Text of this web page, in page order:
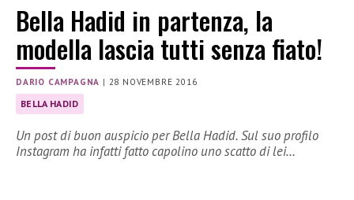
Bella Hadid in partenza, la
modella lascia tutti senza fiato!
DARIO CAMPAGNA | 28 NOVEMBRE 2016
BELLA HADID
Un post di buon auspicio per Bella Hadid. Sul suo profilo
Instagram ha infatti fatto capolino uno scatto di lei…